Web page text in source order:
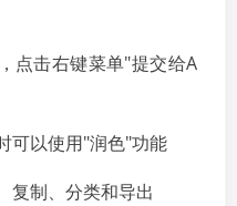
点击右键菜单"提交给A
可以使用"润色"功能
复制、分类和导出